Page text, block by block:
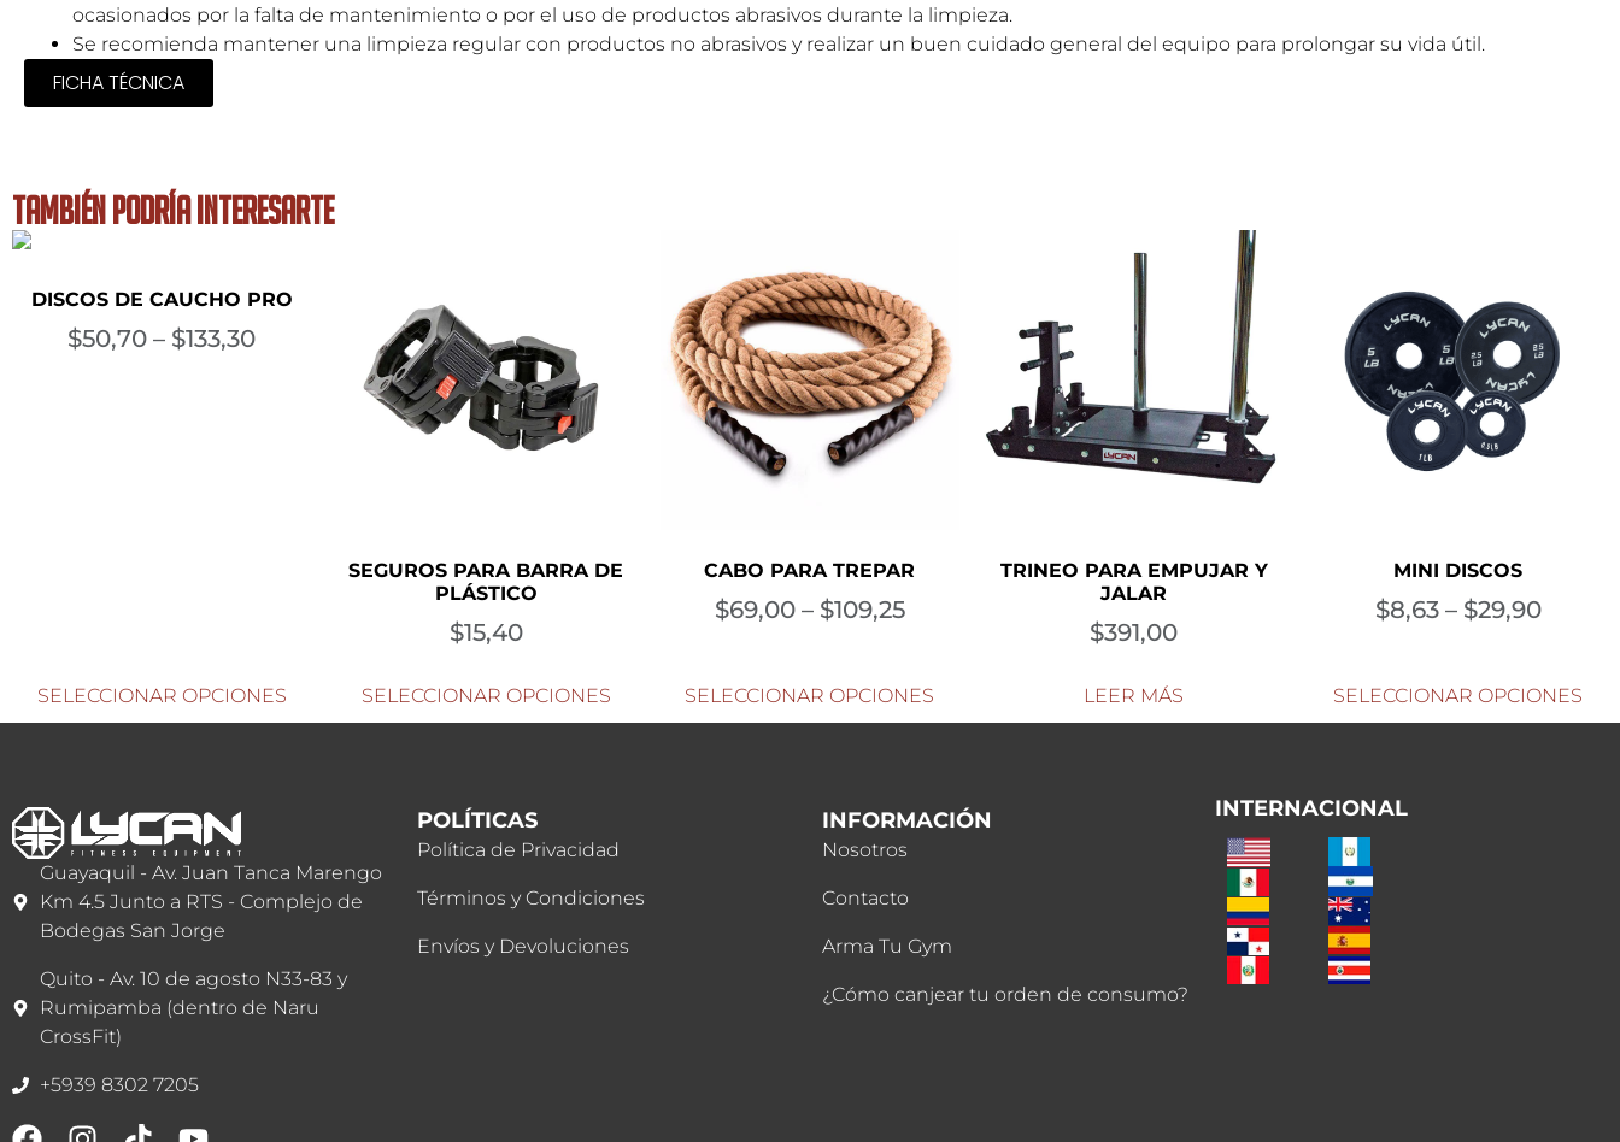
ocasionados por la falta de mantenimiento o por el uso de productos abrasivos durante la limpieza.
Se recomienda mantener una limpieza regular con productos no abrasivos y realizar un buen cuidado general del equipo para prolongar su vida útil.
FICHA TÉCNICA
TAMBIÉN PODRÍA INTERESARTE
DISCOS DE CAUCHO PRO
$50,70 – $133,30
SELECCIONAR OPCIONES
SEGUROS PARA BARRA DE
PLÁSTICO
$15,40
SELECCIONAR OPCIONES
CABO PARA TREPAR
$69,00 – $109,25
SELECCIONAR OPCIONES
TRINEO PARA EMPUJAR Y
JALAR
$391,00
LEER MÁS
MINI DISCOS
$8,63 – $29,90
SELECCIONAR OPCIONES
Guayaquil - Av. Juan Tanca Marengo
Km 4.5 Junto a RTS - Complejo de
Bodegas San Jorge
Quito - Av. 10 de agosto N33-83 y
Rumipamba (dentro de Naru
CrossFit)
+5939 8302 7205
POLÍTICAS
Política de Privacidad
Términos y Condiciones
Envíos y Devoluciones
INFORMACIÓN
Nosotros
Contacto
Arma Tu Gym
¿Cómo canjear tu orden de consumo?
INTERNACIONAL